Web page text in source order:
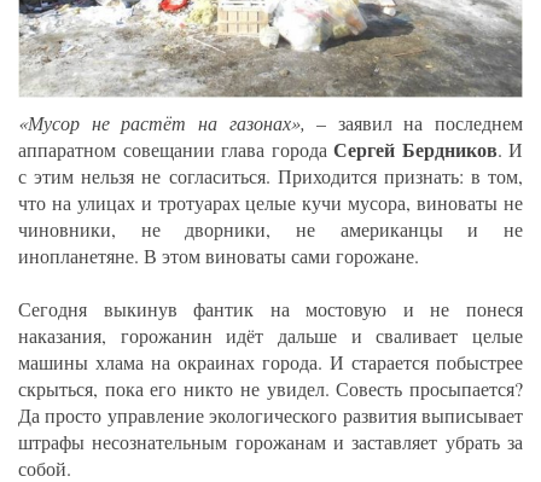
«Мусор не растёт на газонах», – заявил на последнем
аппаратном совещании глава города Сергей Бердников. И
с этим нельзя не согласиться. Приходится признать: в том,
что на улицах и тротуарах целые кучи мусора, виноваты не
чиновники, не дворники, не американцы и не
инопланетяне. В этом виноваты сами горожане.
Сегодня выкинув фантик на мостовую и не понеся
наказания, горожанин идёт дальше и сваливает целые
машины хлама на окраинах города. И старается побыстрее
скрыться, пока его никто не увидел. Совесть просыпается?
Да просто управление экологического развития выписывает
штрафы несознательным горожанам и заставляет убрать за
собой.